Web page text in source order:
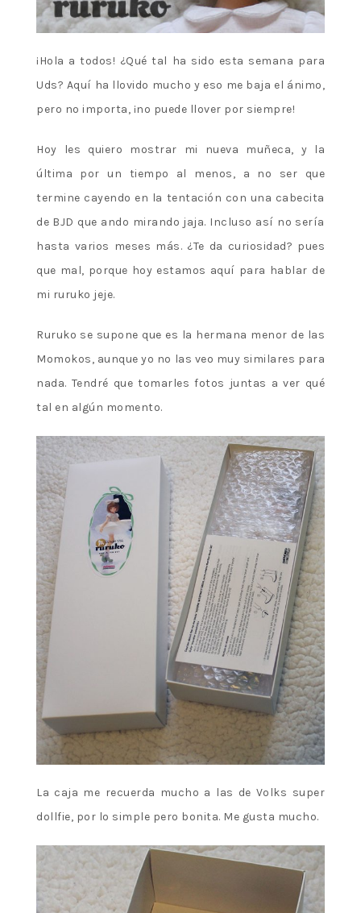
¡Hola a todos! ¿Qué tal ha sido esta semana para
Uds? Aquí ha llovido mucho y eso me baja el ánimo,
pero no importa, ¡no puede llover por siempre!
Hoy les quiero mostrar mi nueva muñeca, y la
última por un tiempo al menos, a no ser que
termine cayendo en la tentación con una cabecita
de BJD que ando mirando jaja. Incluso así no sería
hasta varios meses más. ¿Te da curiosidad? pues
que mal, porque hoy estamos aquí para hablar de
mi ruruko jeje.
Ruruko se supone que es la hermana menor de las
Momokos, aunque yo no las veo muy similares para
nada. Tendré que tomarles fotos juntas a ver qué
tal en algún momento.
La caja me recuerda mucho a las de Volks super
dollfie, por lo simple pero bonita. Me gusta mucho.